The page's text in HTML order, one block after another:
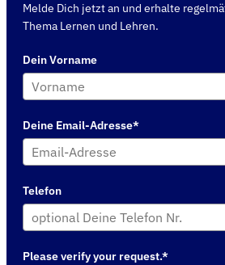
Melde Dich jetzt an und erhalte
Thema Lernen und Lehren.
Dein Vorname
Deine Email-Adresse*
Telefon
Please verify your request.*